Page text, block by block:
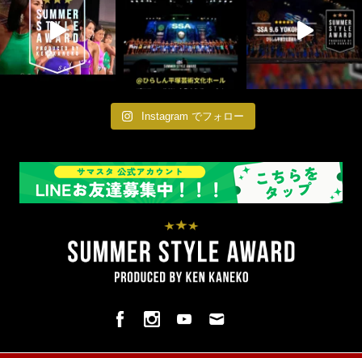
Instagram でフォロー